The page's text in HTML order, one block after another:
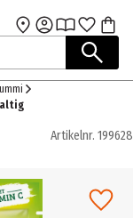
Artikelnr. 199628